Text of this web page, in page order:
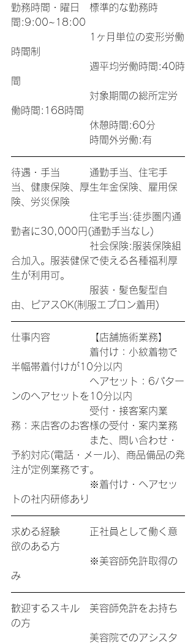
勤務時間・曜日　標準的な勤務時
間:9:00~18:00
1ヶ月単位の変形労働
時間制
週平均労働時間:40時
間
対象期間の総所定労
働時間:168時間
休憩時間:60分
時間外労働:有
待遇・手当　　　通勤手当、住宅手
当、健康保険、厚生年金保険、雇用保
険、労災保険
住宅手当:徒歩圏内通
勤者に30,000円(通勤手当なし)
社会保険:服装保険組
合加入。服装健保で使える各種福利厚
生が利用可。
服装・髪色髪型自
由、ピアスOK(制服エプロン着用)
仕事内容　　　　【店舗施術業務】
着付け：小紋着物で
半幅帯着付けが10分以内
ヘアセット：6パター
ンのヘアセットを10分以内
受付・接客案内業
務：来店客のお客様の受付・案内業務
また、問い合わせ・
予約対応(電話・メール)、商品備品の発
注が定例業務です。
※着付け・ヘアセッ
トの社内研修あり
求める経験　　　正社員として働く意
欲のある方
※美容師免許取得の
み
歓迎するスキル　美容師免許をお持ち
の方
美容院でのアシスタ